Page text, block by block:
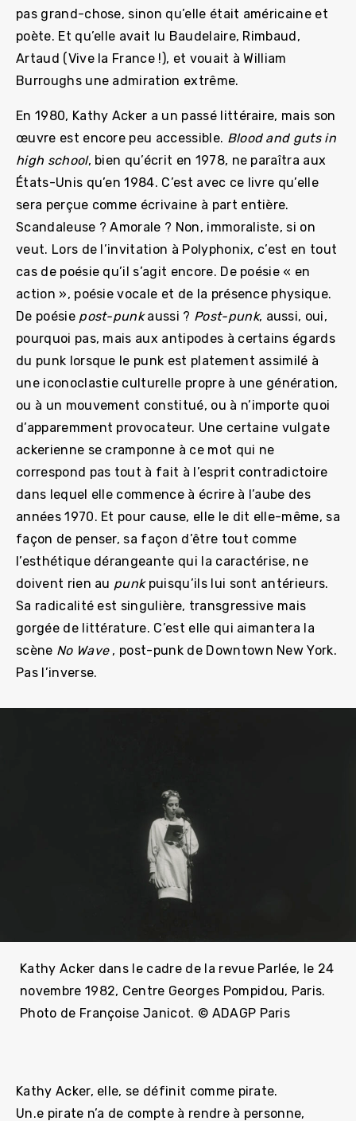
pas grand-chose, sinon qu’elle était américaine et
poète. Et qu’elle avait lu Baudelaire, Rimbaud,
Artaud (Vive la France !), et vouait à William
Burroughs une admiration extrême.
En 1980, Kathy Acker a un passé littéraire, mais son
œuvre est encore peu accessible. Blood and guts in
high school, bien qu’écrit en 1978, ne paraîtra aux
États-Unis qu’en 1984. C’est avec ce livre qu’elle
sera perçue comme écrivaine à part entière.
Scandaleuse ? Amorale ? Non, immoraliste, si on
veut. Lors de l’invitation à Polyphonix, c’est en tout
cas de poésie qu’il s’agit encore. De poésie « en
action », poésie vocale et de la présence physique.
De poésie post-punkaussi ? Post-punk, aussi, oui,
pourquoi pas, mais aux antipodes à certains égards
du punk lorsque le punk est platement assimilé à
une iconoclastie culturelle propre à une génération,
ou à un mouvement constitué, ou à n’importe quoi
d’apparemment provocateur. Une certaine vulgate
ackerienne se cramponne à ce mot qui ne
correspond pas tout à fait à l’esprit contradictoire
dans lequel elle commence à écrire à l’aube des
années 1970. Et pour cause, elle le dit elle-même, sa
façon de penser, sa façon d’être tout comme
l’esthétique dérangeante qui la caractérise, ne
doivent rien au punkpuisqu’ils lui sont antérieurs.
Sa radicalité est singulière, transgressive mais
gorgée de littérature. C’est elle qui aimantera la
scène No Wave, post-punk de Downtown New York.
Pas l’inverse.
Kathy Acker dans le cadre de la revue Parlée, le 24
novembre 1982, Centre Georges Pompidou, Paris.
Photo de Françoise Janicot. © ADAGP Paris
Kathy Acker, elle, se définit comme pirate.
Un.e pirate n’a de compte à rendre à personne,